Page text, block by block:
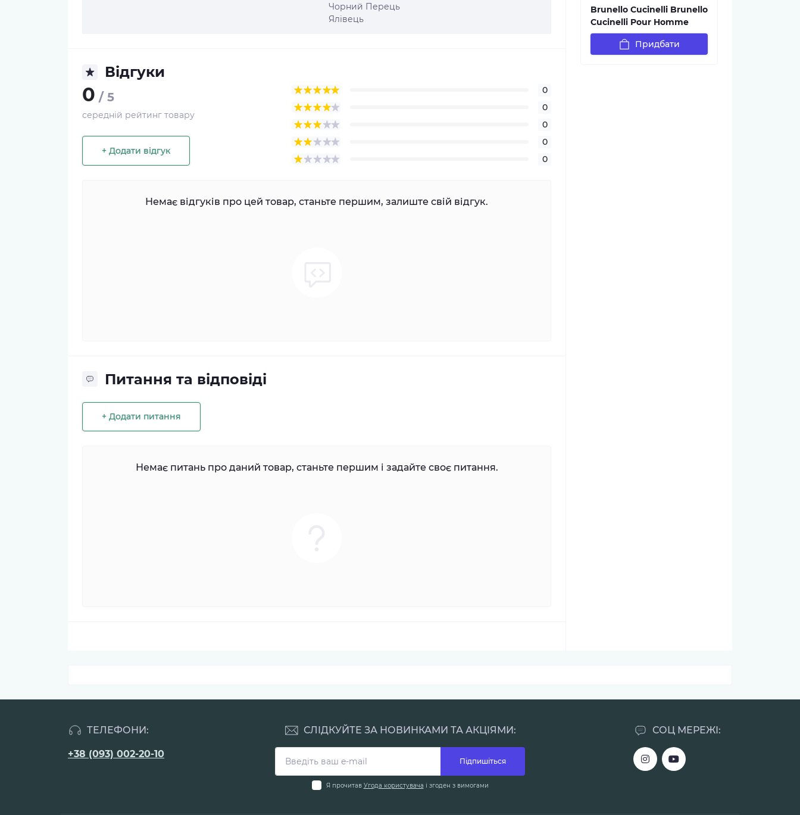
Чорний Перець
Ялівець
Відгуки
0 / 5
середній рейтинг товару
+ Додати відгук
0
0
0
0
0
Немає відгуків про цей товар, станьте першим, залиште свій відгук.
Питання та відповіді
+ Додати питання
Немає питань про даний товар, станьте першим і задайте своє питання.
Brunello Cucinelli Brunello
Cucinelli Pour Homme
Придбати
ТЕЛЕФОНИ:
+38 (093) 002-20-10
СОЦ МЕРЕЖІ:
СЛІДКУЙТЕ ЗА НОВИНКАМИ ТА АКЦІЯМИ:
Підпишіться
Я прочитав Угода користувача і згоден з вимогами